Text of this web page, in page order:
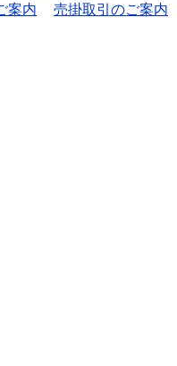
案内 売掛取引のご案内